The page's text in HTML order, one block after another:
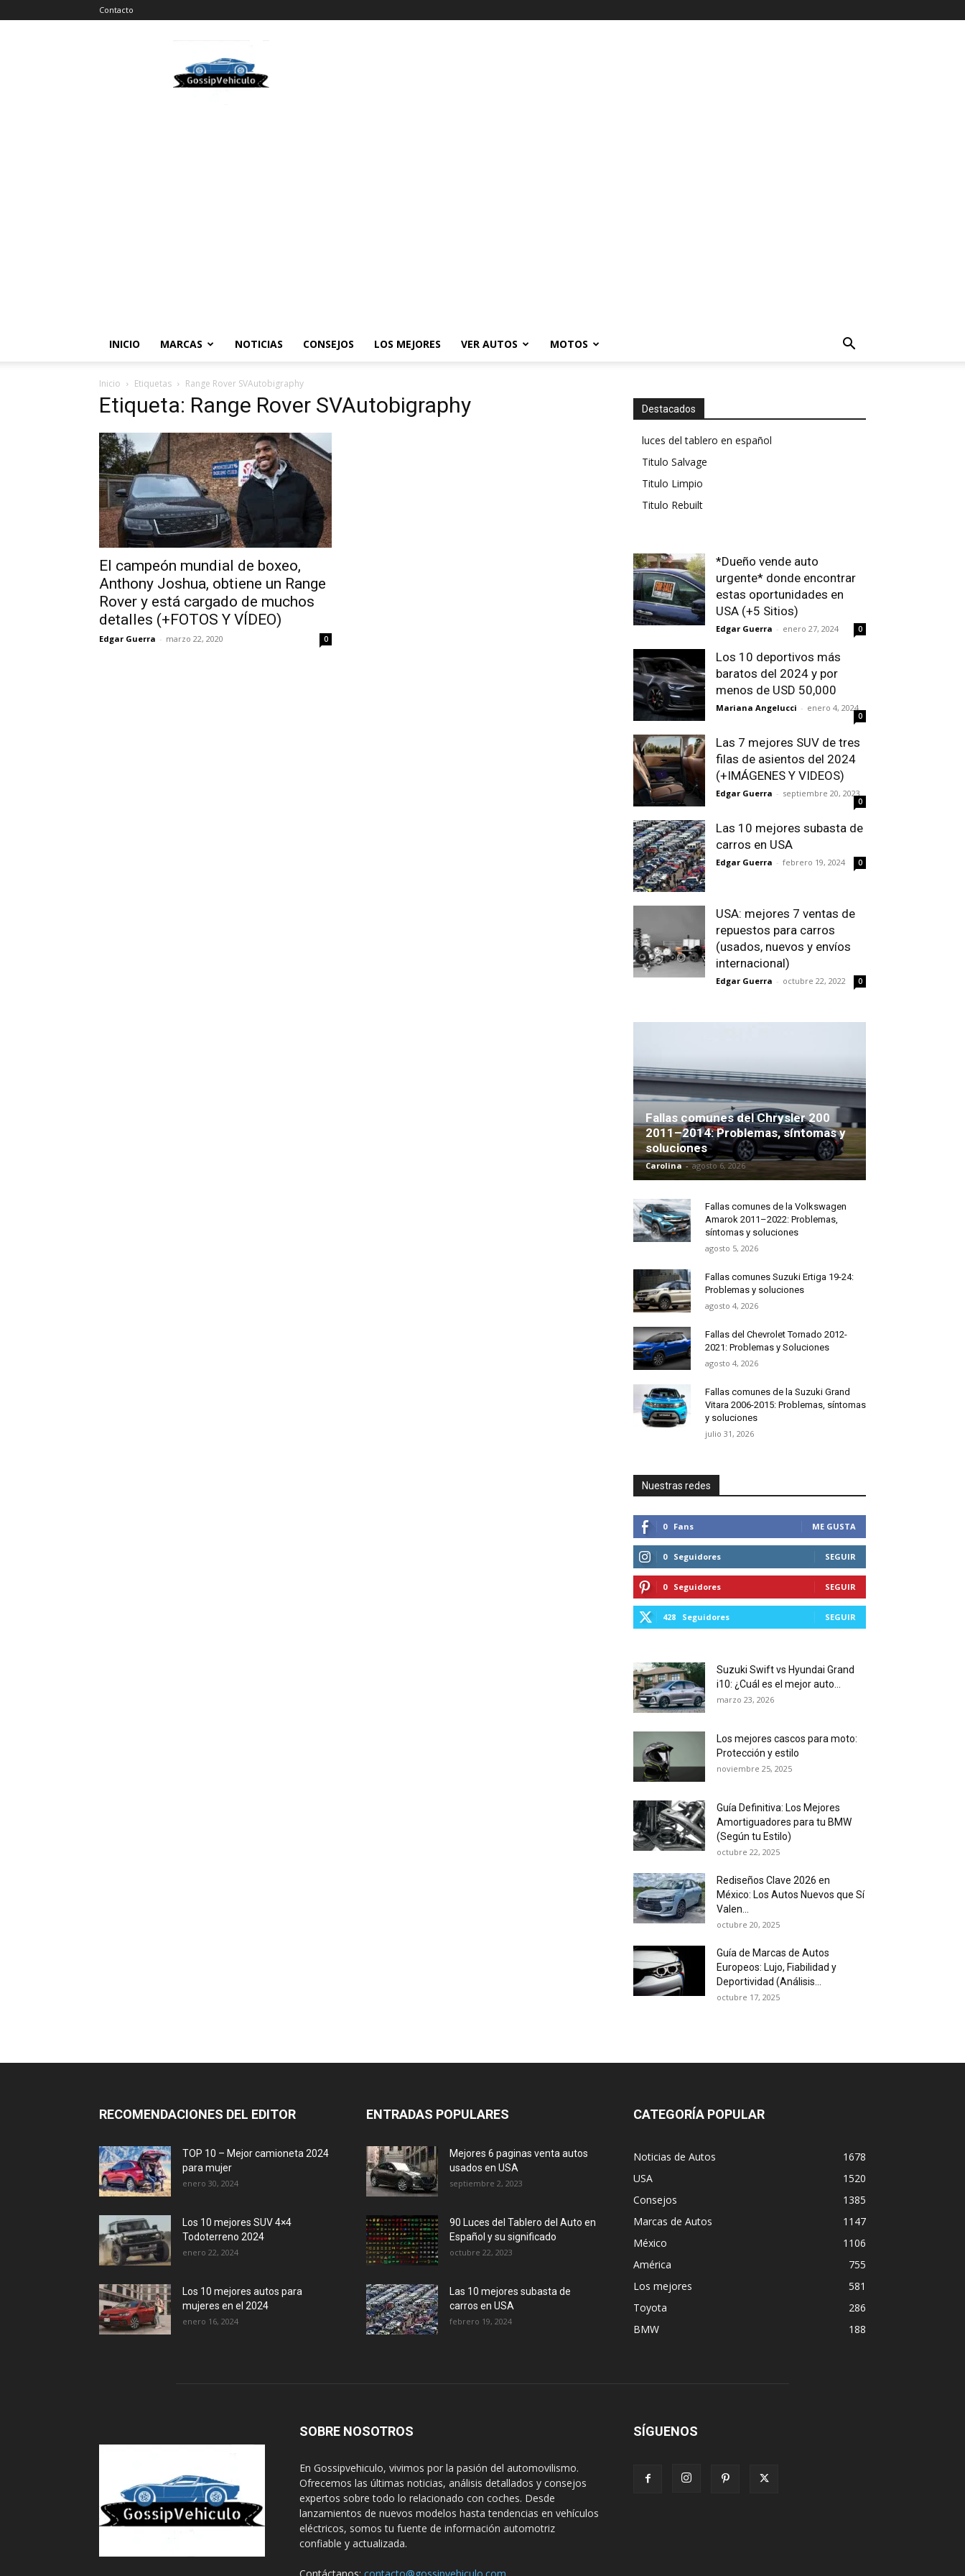
Contacto
Vehiculos
INICIO MARCAS NOTICIAS CONSEJOS LOS MEJORES VER AUTOS MOTOS
Inicio Etiquetas Range Rover SVAutobigraphy
Etiqueta: Range Rover SVAutobigraphy
El campeón mundial de boxeo,
Anthony Joshua, obtiene un Range
Rover y está cargado de muchos
detalles (+FOTOS Y VÍDEO)
Edgar Guerra - marzo 22, 2020 0
Destacados
luces del tablero en español
Titulo Salvage
Titulo Limpio
Titulo Rebuilt
*Dueño vende auto
urgente* donde encontrar
estas oportunidades en
USA (+5 Sitios)
Edgar Guerra - enero 27, 2024 0
Los 10 deportivos más
baratos del 2024 y por
menos de USD 50,000
Mariana Angelucci - enero 4, 2024
0
Las 7 mejores SUV de tres
filas de asientos del 2024
(+IMÁGENES Y VIDEOS)
Edgar Guerra - septiembre 20, 2023
0
Las 10 mejores subasta de
carros en USA
Edgar Guerra - febrero 19, 2024 0
USA: mejores 7 ventas de
repuestos para carros
(usados, nuevos y envíos
internacional)
Edgar Guerra - octubre 22, 2022 0
Fallas comunes del Chrysler 200
2011–2014: Problemas, síntomas y
soluciones
Carolina - agosto 6, 2026
Fallas comunes de la Volkswagen
Amarok 2011–2022: Problemas,
síntomas y soluciones
agosto 5, 2026
Fallas comunes Suzuki Ertiga 19-24:
Problemas y soluciones
agosto 4, 2026
Fallas del Chevrolet Tornado 2012-
2021: Problemas y Soluciones
agosto 4, 2026
Fallas comunes de la Suzuki Grand
Vitara 2006-2015: Problemas, síntomas
y soluciones
julio 31, 2026
Nuestras redes
0 Fans ME GUSTA
0 Seguidores SEGUIR
0 Seguidores SEGUIR
428 Seguidores SEGUIR
Suzuki Swift vs Hyundai Grand
i10: ¿Cuál es el mejor auto...
marzo 23, 2026
Los mejores cascos para moto:
Protección y estilo
noviembre 25, 2025
Guía Definitiva: Los Mejores
Amortiguadores para tu BMW
(Según tu Estilo)
octubre 22, 2025
Rediseños Clave 2026 en
México: Los Autos Nuevos que Sí
Valen...
octubre 20, 2025
Guía de Marcas de Autos
Europeos: Lujo, Fiabilidad y
Deportividad (Análisis...
octubre 17, 2025
RECOMENDACIONES DEL EDITOR
TOP 10 – Mejor camioneta 2024
para mujer
enero 30, 2024
Los 10 mejores SUV 4×4
Todoterreno 2024
enero 22, 2024
Los 10 mejores autos para
mujeres en el 2024
enero 16, 2024
ENTRADAS POPULARES
Mejores 6 paginas venta autos
usados en USA
septiembre 2, 2023
90 Luces del Tablero del Auto en
Español y su significado
octubre 22, 2023
Las 10 mejores subasta de
carros en USA
febrero 19, 2024
CATEGORÍA POPULAR
Noticias de Autos
1678
USA
1520
Consejos
1385
Marcas de Autos
1147
México
1106
América
755
Los mejores
581
Toyota
286
BMW
188
SOBRE NOSOTROS
En Gossipvehiculo, vivimos por la pasión del automovilismo.
Ofrecemos las últimas noticias, análisis detallados y consejos
expertos sobre todo lo relacionado con coches. Desde
lanzamientos de nuevos modelos hasta tendencias en vehículos
eléctricos, somos tu fuente de información automotriz
confiable y actualizada.
SÍGUENOS